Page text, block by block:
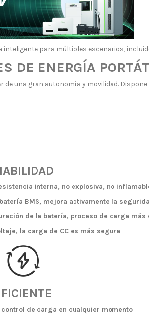
para múltiples escenarios,
DE ENERGÍA
una gran autonomía y movilidad.
interna, no explosiva, no
BMS, mejora activamente la
de la batería, proceso de carga más
la carga de CC es más segura
de carga en cualquier momento